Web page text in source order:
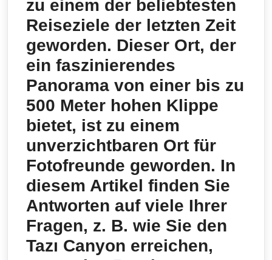
zu einem der beliebtesten
Reiseziele der letzten Zeit
geworden. Dieser Ort, der
ein faszinierendes
Panorama von einer bis zu
500 Meter hohen Klippe
bietet, ist zu einem
unverzichtbaren Ort für
Fotofreunde geworden. In
diesem Artikel finden Sie
Antworten auf viele Ihrer
Fragen, z. B. wie Sie den
Tazı Canyon erreichen,